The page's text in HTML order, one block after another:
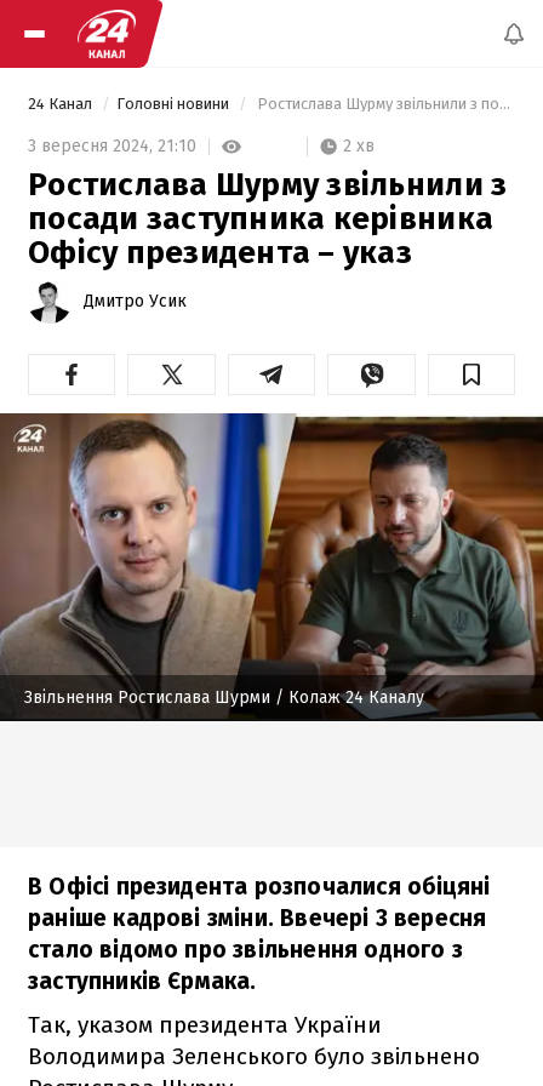
24 Канал Головні новини Ростислава Шурму звільнили з посади заступника керівника Офісу президента – указ
3 вересня 2024, 21:10 2 хв
Ростислава Шурму звільнили з
посади заступника керівника
Офісу президента – указ
Дмитро Усик
Звільнення Ростислава Шурми / Колаж 24 Каналу
В Офісі президента розпочалися обіцяні
раніше кадрові зміни. Ввечері 3 вересня
стало відомо про звільнення одного з
заступників Єрмака.
Так, указом президента України
Володимира Зеленського було звільнено